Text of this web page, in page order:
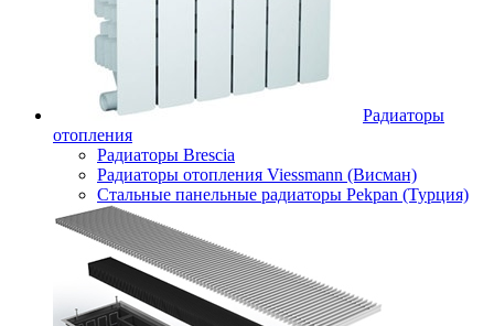
Радиаторы
отопления
Радиаторы Brescia
Радиаторы отопления Viessmann (Висман)
Стальные панельные радиаторы Pekpan (Турция)